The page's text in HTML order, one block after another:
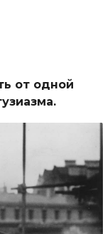
от одной